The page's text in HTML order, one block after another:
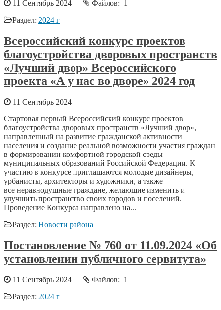
11 Сентябрь 2024
Файлов: 1
Раздел: 2024 г
Всероссийский конкурс проектов
благоустройства дворовых пространств
«Лучший двор» Всероссийского
проекта «А у нас во дворе» 2024 год
11 Сентябрь 2024
Стартовал первый Всероссийский конкурс проектов
благоустройства дворовых пространств «Лучший двор»,
направленный на развитие гражданской активности
населения и создание реальной возможности участия граждан
в формировании комфортной городской среды
муниципальных образований Российской Федерации. К
участию в конкурсе приглашаются молодые дизайнеры,
урбанисты, архитекторы и художники, а также
все неравнодушные граждане, желающие изменить и
улучшить пространство своих городов и поселений.
Проведение Конкурса направлено на...
Раздел: Новости района
Постановление № 760 от 11.09.2024 «Об
установлении публичного сервитута»
11 Сентябрь 2024
Файлов: 1
Раздел: 2024 г